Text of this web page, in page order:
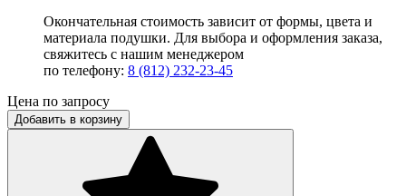
Окончательная стоимость зависит от формы, цвета и
материала подушки. Для выбора и оформления заказа,
свяжитесь с нашим менеджером
по телефону: 8 (812) 232-23-45
Цена по запросу
Добавить в корзину